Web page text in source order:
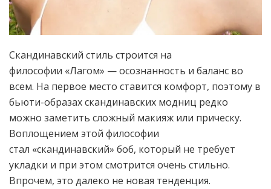
Скандинавский стиль строится на
философии «Лагом» — осознанность и баланс во
всем. На первое место ставится комфорт, поэтому в
бьюти-образах скандинавских модниц редко
можно заметить сложный макияж или прическу.
Воплощением этой философии
стал «скандинавский» боб, который не требует
укладки и при этом смотрится очень стильно.
Впрочем, это далеко не новая тенденция.